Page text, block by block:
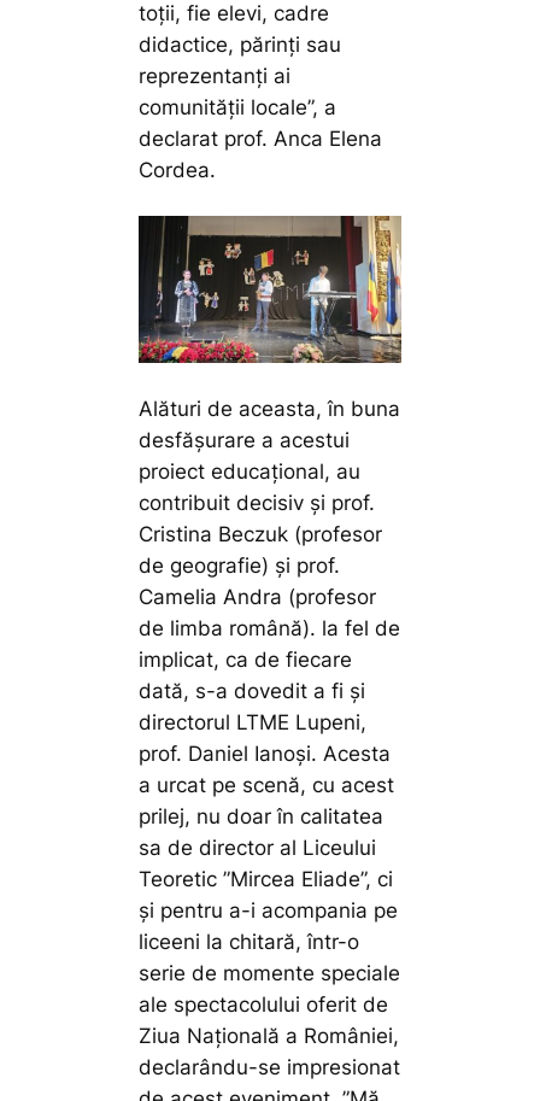
toții, fie elevi, cadre
didactice, părinți sau
reprezentanți ai
comunității locale”, a
declarat prof. Anca Elena
Cordea.
Alături de aceasta, în buna
desfășurare a acestui
proiect educațional, au
contribuit decisiv și prof.
Cristina Beczuk (profesor
de geografie) și prof.
Camelia Andra (profesor
de limba română). la fel de
implicat, ca de fiecare
dată, s-a dovedit a fi și
directorul LTME Lupeni,
prof. Daniel Ianoși. Acesta
a urcat pe scenă, cu acest
prilej, nu doar în calitatea
sa de director al Liceului
Teoretic ”Mircea Eliade”, ci
și pentru a-i acompania pe
liceeni la chitară, într-o
serie de momente speciale
ale spectacolului oferit de
Ziua Națională a României,
declarându-se impresionat